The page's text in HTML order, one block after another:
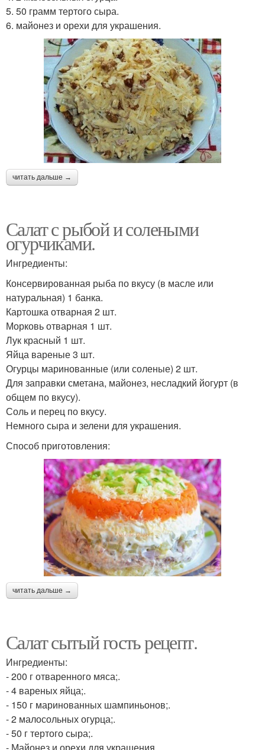
5. 50 грамм тертого сыра.
6. майонез и орехи для украшения.
читать дальше →
Салат с рыбой и солеными
огурчиками.
Ингредиенты:
Консервированная рыба по вкусу (в масле или
натуральная) 1 банка.
Картошка отварная 2 шт.
Морковь отварная 1 шт.
Лук красный 1 шт.
Яйца вареные 3 шт.
Огурцы маринованные (или соленые) 2 шт.
Для заправки сметана, майонез, несладкий йогурт (в
общем по вкусу).
Соль и перец по вкусу.
Немного сыра и зелени для украшения.
Способ приготовления:
читать дальше →
Салат сытый гость рецепт.
Ингредиенты:
- 200 г отваренного мяса;.
- 4 вареных яйца;.
- 150 г маринованных шампиньонов;.
- 2 малосольных огурца;.
- 50 г тертого сыра;.